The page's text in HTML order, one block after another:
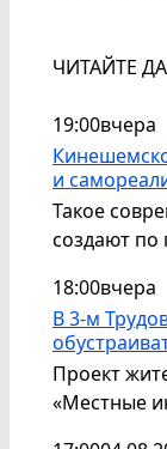
ЧИТАЙТЕ
19:00вчера
и
Такое
создают по
18:00вчера
В 3-м
Проект
«Местные